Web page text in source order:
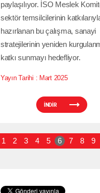
paylaşılıyor. İSO Meslek
sektör temsilcilerinin
hazırlanan bu çalışma, sanayi
stratejilerinin yeniden
katkı sunmayı hedefliyor.
Yayın Tarihi : Mart 2025
İNDİR
1 2 3 4 5 6 7 8 9